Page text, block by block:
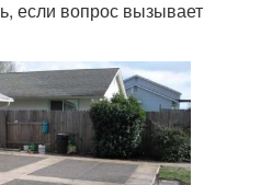
если вопрос вызывает